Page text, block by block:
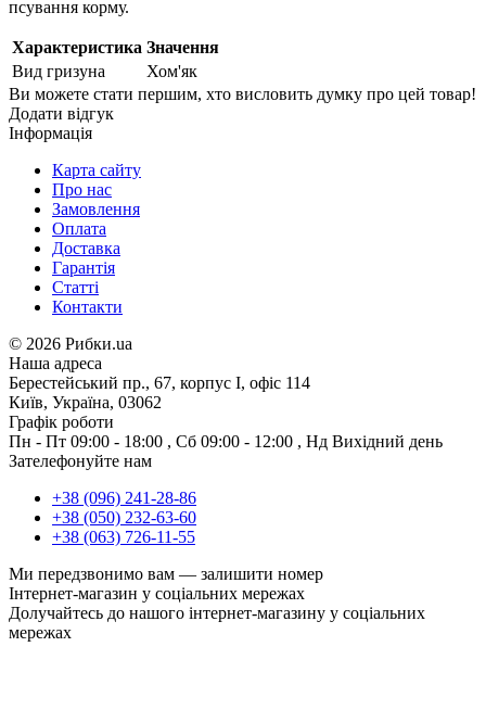
псування корму.
Характеристика Значення
Вид гризуна
Хом'як
Ви можете стати першим, хто висловить думку про цей товар!
Додати відгук
Інформація
Карта сайту
Про нас
Замовлення
Оплата
Доставка
Гарантія
Статті
Контакти
© 2026 Рибки.ua
Наша адреса
Берестейський пр., 67, корпус І, офіс 114
Київ, Україна, 03062
Графік роботи
Пн - Пт 09:00 - 18:00 , Сб 09:00 - 12:00 , Нд Вихідний день
Зателефонуйте нам
+38 (096) 241-28-86
+38 (050) 232-63-60
+38 (063) 726-11-55
Ми передзвонимо вам — залишити номер
Інтернет-магазин у соціальних мережах
Долучайтесь до нашого інтернет-магазину у соціальних
мережах